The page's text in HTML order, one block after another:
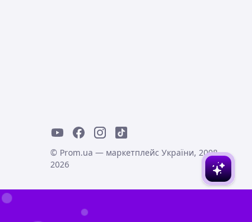
© Prom.ua — маркетплейс України, 2008-
2026